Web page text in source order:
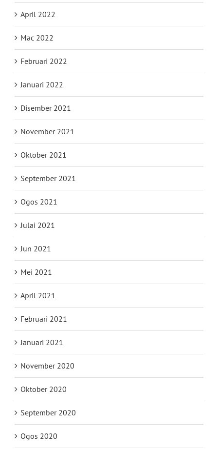
April 2022
Mac 2022
Februari 2022
Januari 2022
Disember 2021
November 2021
Oktober 2021
September 2021
Ogos 2021
Julai 2021
Jun 2021
Mei 2021
April 2021
Februari 2021
Januari 2021
November 2020
Oktober 2020
September 2020
Ogos 2020